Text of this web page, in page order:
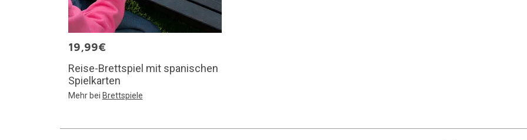
19,99€
Reise-Brettspiel mit spanischen
Spielkarten
Mehr bei Brettspiele